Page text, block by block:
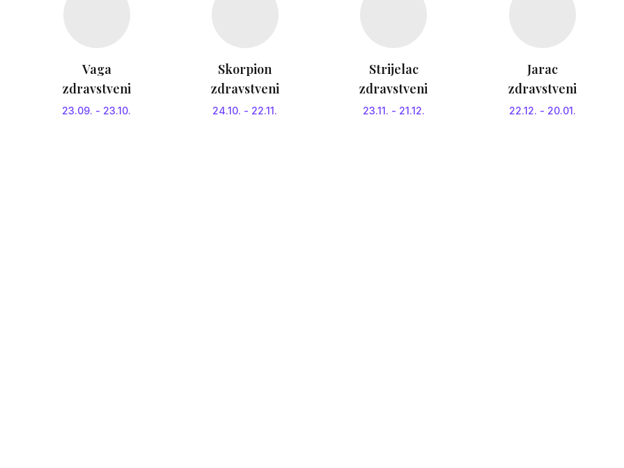
Vaga
zdravstveni
23.09. - 23.10.
Skorpion
zdravstveni
24.10. - 22.11.
Strijelac
zdravstveni
23.11. - 21.12.
Jarac
zdravstveni
22.12. - 20.01.